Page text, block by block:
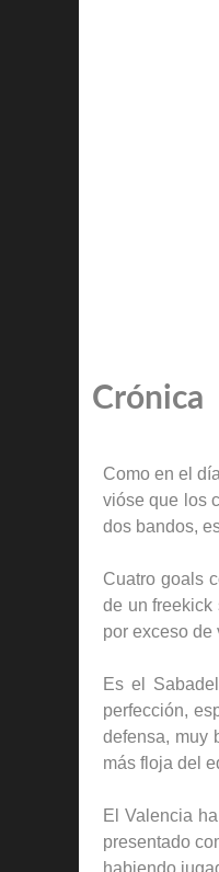
Crónica
Como en el
vióse que los
dos bandos,
Cuatro goals
de un freekick
por exceso de
Es el
perfección,
defensa, muy
más floja del
El Valencia
presentado
habiendo